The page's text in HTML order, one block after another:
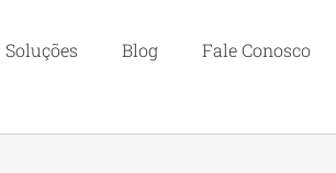
Soluções Blog Fale Conosco